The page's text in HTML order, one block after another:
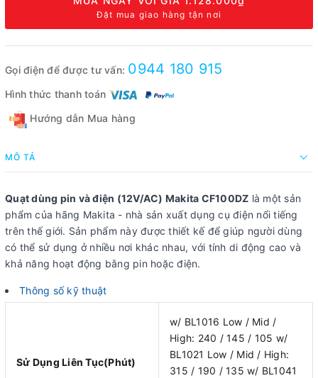
Đặt mua giao hàng tận nơi
Gọi điện để được tư vấn: 0944 180 915
Hình thức thanh toán
Hướng dẫn Mua hàng
MÔ TẢ
Quạt dùng pin và điện (12V/AC) Makita CF100DZ là một sản
phẩm của hãng Makita - nhà sản xuất dụng cụ điện nổi tiếng
trên thế giới. Sản phẩm này được thiết kế để giúp người dùng
có thể sử dụng ở nhiều nơi khác nhau, với tính di động cao và
khả năng hoạt động bằng pin hoặc điện.
Thông số kỹ thuật
Sử Dụng Liên Tục(Phút)
w/ BL1016 Low / Mid /
High: 240 / 145 / 105 w/
BL1021 Low / Mid / High:
315 / 190 / 135 w/ BL1041